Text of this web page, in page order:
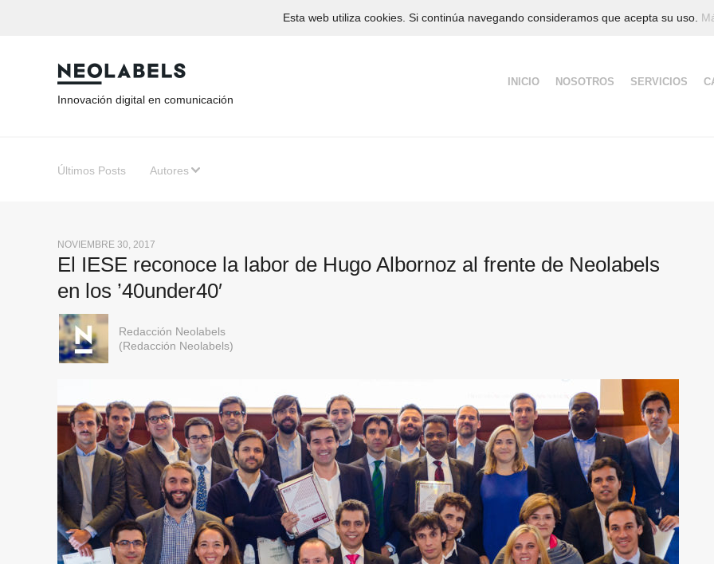
Esta web utiliza cookies. Si continúa navegando consideramos que acepta su uso.
Innovación digital en comunicación
Saltar
INICIO NOSOTROS SERVICIOS
Últimos Posts Autores
NOVIEMBRE 30, 2017
El IESE reconoce la labor de Hugo Albornoz al frente de Neolabels
en los ’40under40′
Redacción Neolabels
(Redacción Neolabels)